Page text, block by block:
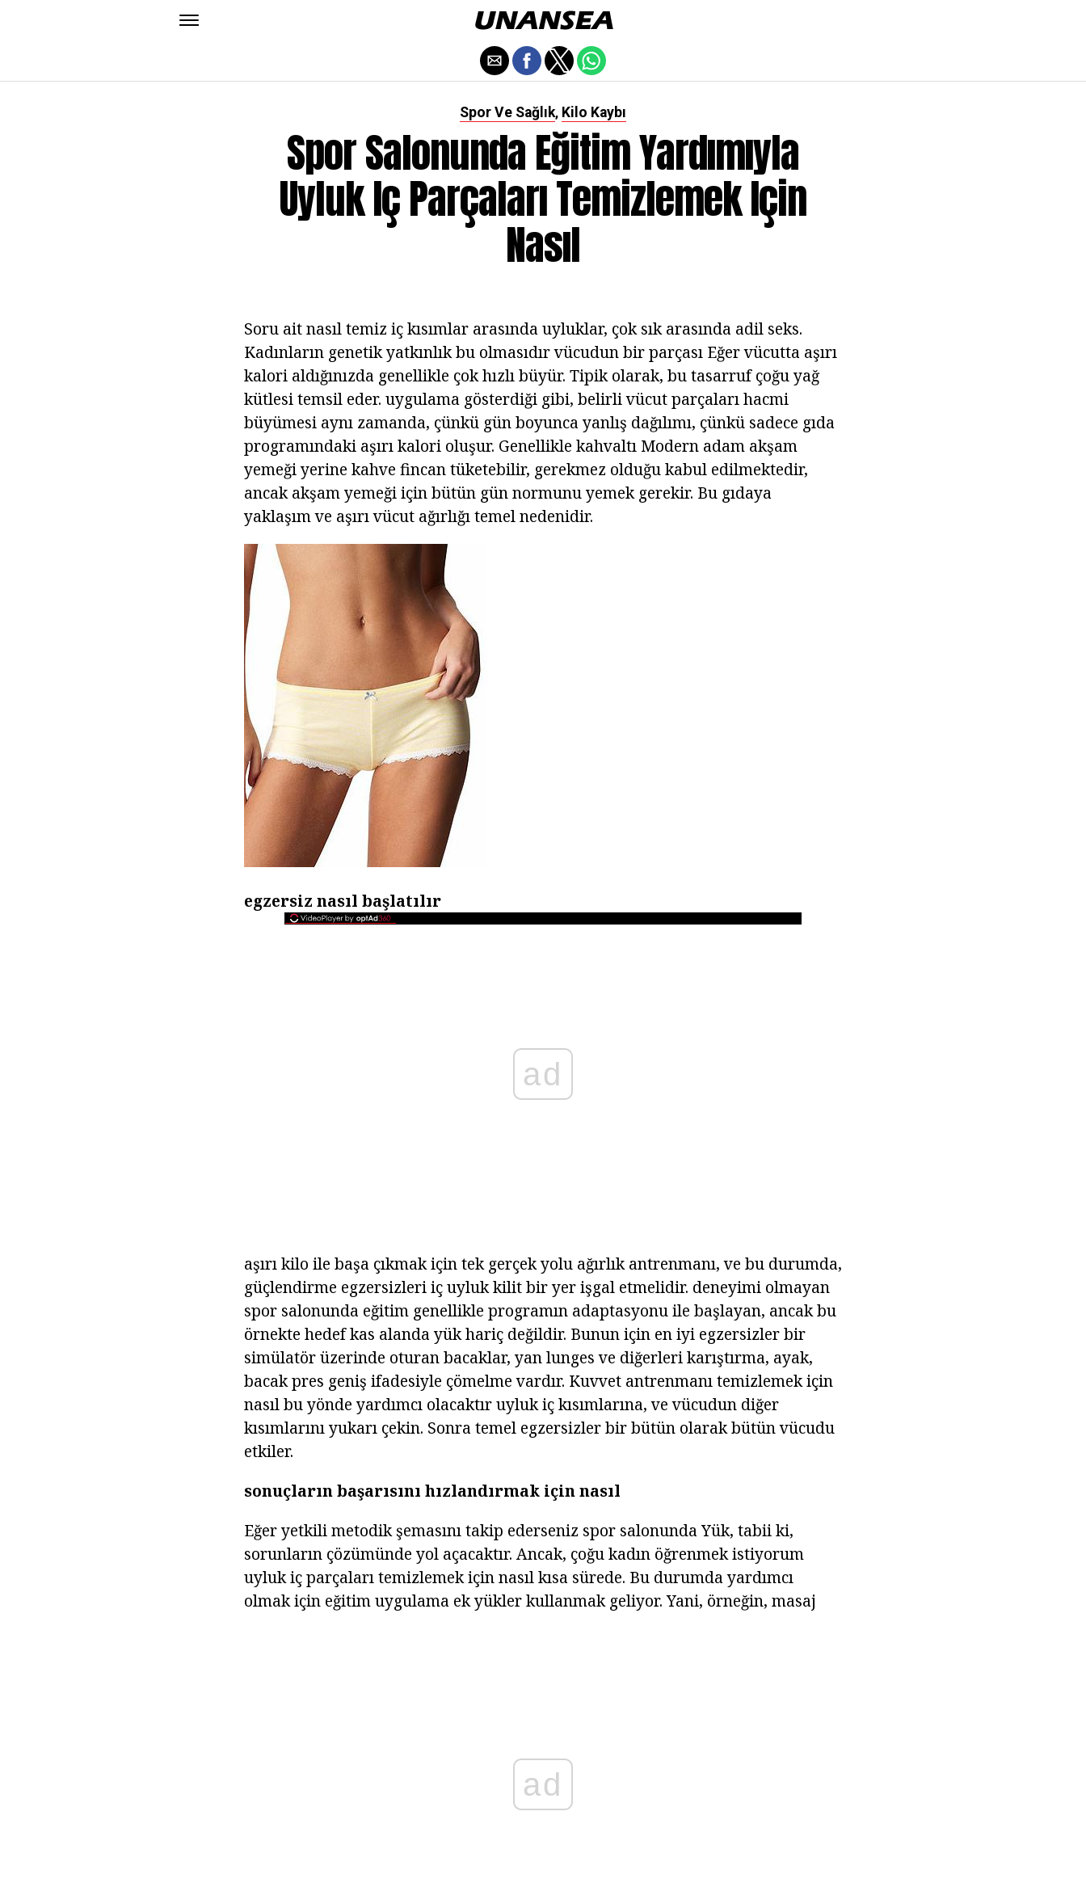
Spor Ve Sağlık, Kilo Kaybı
Spor Salonunda Eğitim Yardımıyla
Uyluk Iç Parçaları Temizlemek Için
Nasıl
Soru ait nasıl temiz iç kısımlar arasında uyluklar, çok sık arasında adil seks.
Kadınların genetik yatkınlık bu olmasıdır vücudun bir parçası Eğer vücutta aşırı
kalori aldığınızda genellikle çok hızlı büyür. Tipik olarak, bu tasarruf çoğu yağ
kütlesi temsil eder. uygulama gösterdiği gibi, belirli vücut parçaları hacmi
büyümesi aynı zamanda, çünkü gün boyunca yanlış dağılımı, çünkü sadece gıda
programındaki aşırı kalori oluşur. Genellikle kahvaltı Modern adam akşam
yemeği yerine kahve fincan tüketebilir, gerekmez olduğu kabul edilmektedir,
ancak akşam yemeği için bütün gün normunu yemek gerekir. Bu gıdaya
yaklaşım ve aşırı vücut ağırlığı temel nedenidir.
egzersiz nasıl başlatılır
ad
aşırı kilo ile başa çıkmak için tek gerçek yolu ağırlık antrenmanı, ve bu durumda,
güçlendirme egzersizleri iç uyluk kilit bir yer işgal etmelidir. deneyimi olmayan
spor salonunda eğitim genellikle programın adaptasyonu ile başlayan, ancak bu
örnekte hedef kas alanda yük hariç değildir. Bunun için en iyi egzersizler bir
simülatör üzerinde oturan bacaklar, yan lunges ve diğerleri karıştırma, ayak,
bacak pres geniş ifadesiyle çömelme vardır. Kuvvet antrenmanı temizlemek için
nasıl bu yönde yardımcı olacaktır uyluk iç kısımlarına, ve vücudun diğer
kısımlarını yukarı çekin. Sonra temel egzersizler bir bütün olarak bütün vücudu
etkiler.
sonuçların başarısını hızlandırmak için nasıl
Eğer yetkili metodik şemasını takip ederseniz spor salonunda Yük, tabii ki,
sorunların çözümünde yol açacaktır. Ancak, çoğu kadın öğrenmek istiyorum
uyluk iç parçaları temizlemek için nasıl kısa sürede. Bu durumda yardımcı
olmak için eğitim uygulama ek yükler kullanmak geliyor. Yani, örneğin, masaj
ad